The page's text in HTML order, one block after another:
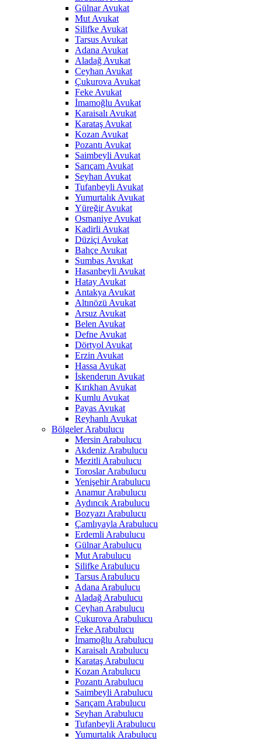
Gülnar Avukat
Mut Avukat
Silifke Avukat
Tarsus Avukat
Adana Avukat
Aladağ Avukat
Ceyhan Avukat
Çukurova Avukat
Feke Avukat
İmamoğlu Avukat
Karaisalı Avukat
Karataş Avukat
Kozan Avukat
Pozantı Avukat
Saimbeyli Avukat
Sarıçam Avukat
Seyhan Avukat
Tufanbeyli Avukat
Yumurtalık Avukat
Yüreğir Avukat
Osmaniye Avukat
Kadirli Avukat
Düziçi Avukat
Bahçe Avukat
Sumbas Avukat
Hasanbeyli Avukat
Hatay Avukat
Antakya Avukat
Altınözü Avukat
Arsuz Avukat
Belen Avukat
Defne Avukat
Dörtyol Avukat
Erzin Avukat
Hassa Avukat
İskenderun Avukat
Kırıkhan Avukat
Kumlu Avukat
Payas Avukat
Reyhanlı Avukat
Bölgeler Arabulucu
Mersin Arabulucu
Akdeniz Arabulucu
Mezitli Arabulucu
Toroslar Arabulucu
Yenişehir Arabulucu
Anamur Arabulucu
Aydıncık Arabulucu
Bozyazı Arabulucu
Çamlıyayla Arabulucu
Erdemli Arabulucu
Gülnar Arabulucu
Mut Arabulucu
Silifke Arabulucu
Tarsus Arabulucu
Adana Arabulucu
Aladağ Arabulucu
Ceyhan Arabulucu
Çukurova Arabulucu
Feke Arabulucu
İmamoğlu Arabulucu
Karaisalı Arabulucu
Karataş Arabulucu
Kozan Arabulucu
Pozantı Arabulucu
Saimbeyli Arabulucu
Sarıçam Arabulucu
Seyhan Arabulucu
Tufanbeyli Arabulucu
Yumurtalık Arabulucu